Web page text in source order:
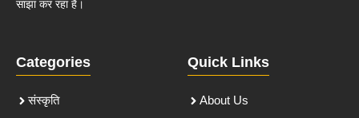
साझा कर रहा है।
Categories
संस्कृति
Quick Links
About Us